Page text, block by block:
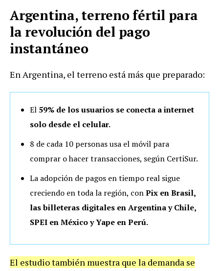
Argentina, terreno fértil para
la revolución del pago
instantáneo
En Argentina, el terreno está más que preparado:
El 59% de los usuarios se conecta a internet
solo desde el celular.
8 de cada 10 personas usa el móvil para
comprar o hacer transacciones, según CertiSur.
La adopción de pagos en tiempo real sigue
creciendo en toda la región, conPix en Brasil,
las billeteras digitales en Argentina y Chile,
SPEI en México y Yape en Perú.
El estudio también muestra que la demanda se